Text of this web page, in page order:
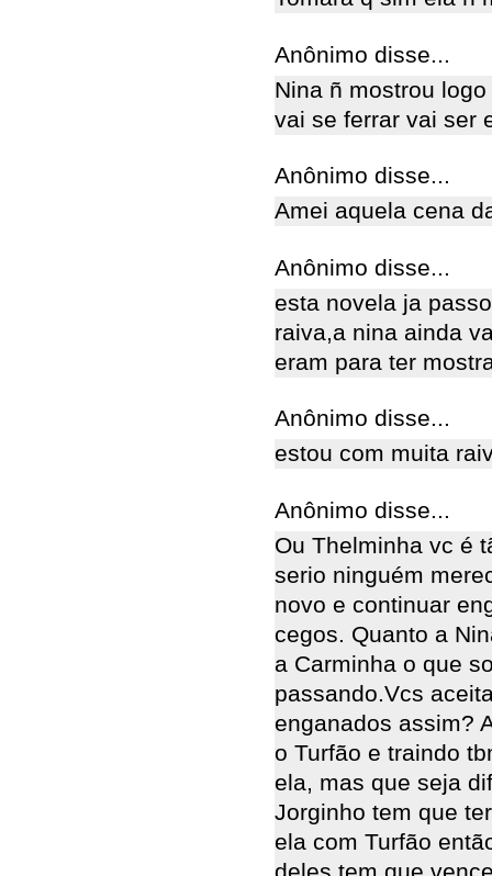
Anônimo disse...
Nina ñ mostrou
vai se ferrar vai ser
Anônimo disse...
Amei aquela cena
Anônimo disse...
esta novela ja
raiva,a nina ainda
eram para ter
Anônimo disse...
estou com muita
Anônimo disse...
Ou Thelminha vc é
serio ninguém
novo e continuar
cegos. Quanto a
a Carminha o que
passando.Vcs
enganados assim?
o Turfão e traindo
ela, mas que seja
Jorginho tem que
ela com Turfão